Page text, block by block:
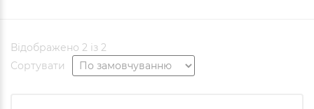
Відображено 2 із 2
Сортувати